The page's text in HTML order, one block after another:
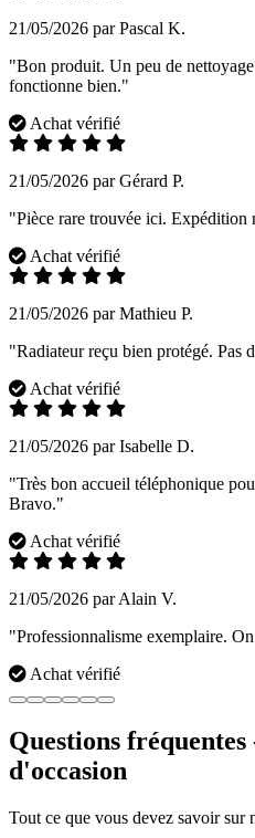
21/05/2026 par Pascal K.
"Bon produit. Un peu de
fonctionne bien."
Achat vérifié
21/05/2026 par Gérard P.
"Pièce rare trouvée ici. Expédition
Achat vérifié
21/05/2026 par Mathieu P.
"Radiateur reçu bien protégé. Pas
Achat vérifié
21/05/2026 par Isabelle D.
"Très bon accueil téléphonique
Bravo."
Achat vérifié
21/05/2026 par Alain V.
"Professionnalisme exemplaire.
Achat vérifié
Questions fréquentes
d'occasion
Tout ce que vous devez savoir sur